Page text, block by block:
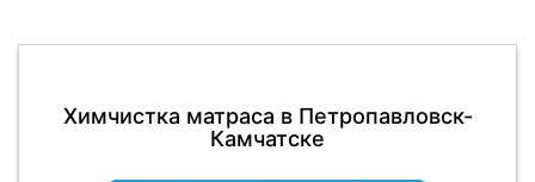
Химчистка матраса в Петропавловск-
Камчатске